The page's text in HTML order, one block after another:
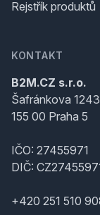
Rejstřík produktů
KONTAKT
B2M.CZ s.r.o.
Šafránkova
155 00 Praha 5
IČO: 27455971
DIČ:
+420 251 510